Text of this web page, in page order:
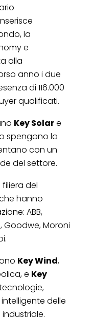
la
e
alla
anno i due
di 116.000
qualificati.
Key Solare
spengono la
con un
del settore.
del
hanno
ABB,
Goodwe, Moroni
Key Wind,
e Key
delle